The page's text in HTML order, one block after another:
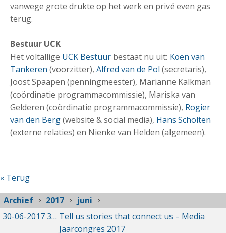
vanwege grote drukte op het werk en privé even gas
terug.
Bestuur UCK
Het voltallige UCK Bestuur bestaat nu uit: Koen van
Tankeren (voorzitter), Alfred van de Pol (secretaris),
Joost Spaapen (penningmeester), Marianne Kalkman
(coördinatie programmacommissie), Mariska van
Gelderen (coördinatie programmacommissie), Rogier
van den Berg(website & social media), Hans Scholten
(externe relaties) en Nienke van Helden (algemeen).
« Terug
Archief
2017
juni
30-06-201730-06-2017 14:25
Tell us stories that connect us – Media
Jaarcongres 2017